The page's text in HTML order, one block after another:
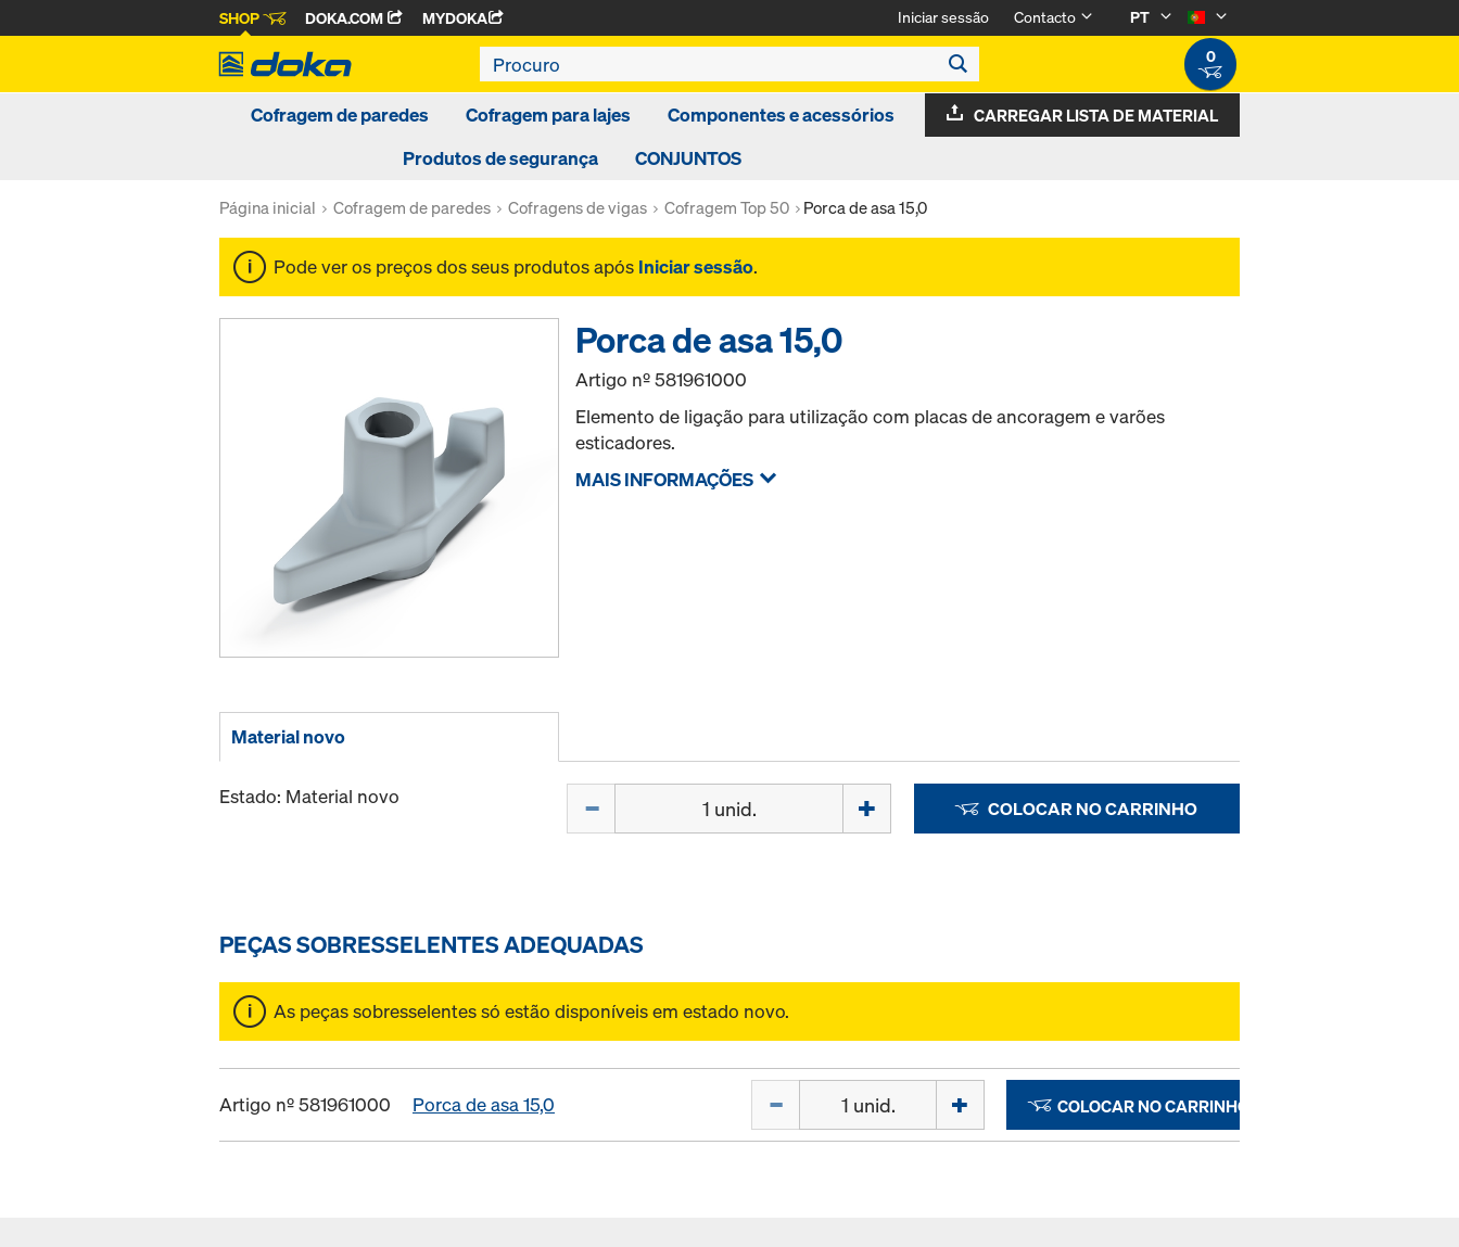
SHOP DOKA.COM MYDOKA Iniciar sessão Contacto
PT
0
Cofragem de paredes Cofragem para lajes
Componentes e acessórios
Produtos de segurança
CONJUNTOS
CARREGAR LISTA DE MATERIAL
Página inicial Cofragem de paredes Cofragens de vigas Cofragem Top 50 Porca de asa 15,0
Pode ver os preços dos seus produtos após Iniciar sessão.
Porca de asa 15,0
Artigo nº581961000
Elemento de ligação para utilização com placas de ancoragem e varões
esticadores.
MAIS INFORMAÇÕES
Material novo
Estado: Material novo COLOCAR NO CARRINHO
PEÇAS SOBRESSELENTES ADEQUADAS
As peças sobresselentes só estão disponíveis em estado novo.
Artigo nº 581961000 Porca de asa 15,0 COLOCAR NO CARRINHO